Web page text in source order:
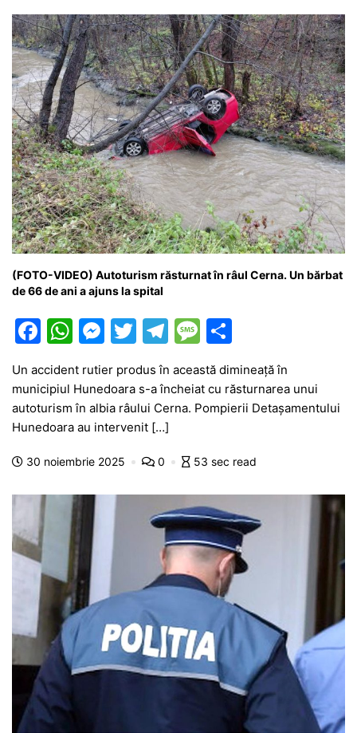
(FOTO-VIDEO) Autoturism răsturnat în râul Cerna. Un bărbat
de 66 de ani a ajuns la spital
F
a
c
e
b
o
k
W
at
s
A
p
M
s
s
e
n
er
T
itt
er
T
e
gr
m
M
s
s
g
ar
ta
je
z
Un accident rutier produs în această dimineață în
municipiul Hunedoara s-a încheiat cu răsturnarea unui
autoturism în albia râului Cerna. Pompierii Detașamentului
Hunedoara au intervenit […]
30 noiembrie 2025 0 53 sec read